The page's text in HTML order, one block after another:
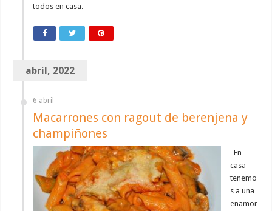
todos en casa.
abril, 2022
6 abril
Macarrones con ragout de berenjena y
champiñones
En
casa
tenemo
s a una
enamor